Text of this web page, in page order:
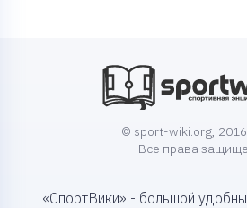
© sport-wiki.org,
Все права
«СпортВики» - большой